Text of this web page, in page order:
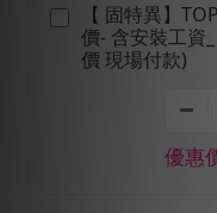
【 固特異】
價- 含安裝工資
價 現場付款)
優惠